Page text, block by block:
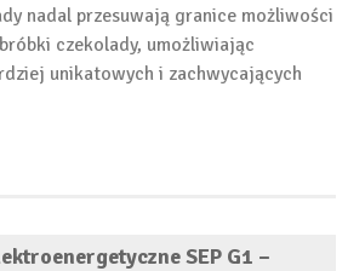
nadal przesuwają granice możliwości
czekolady, umożliwiając
unikatowych i zachwycających
SEP G1 –